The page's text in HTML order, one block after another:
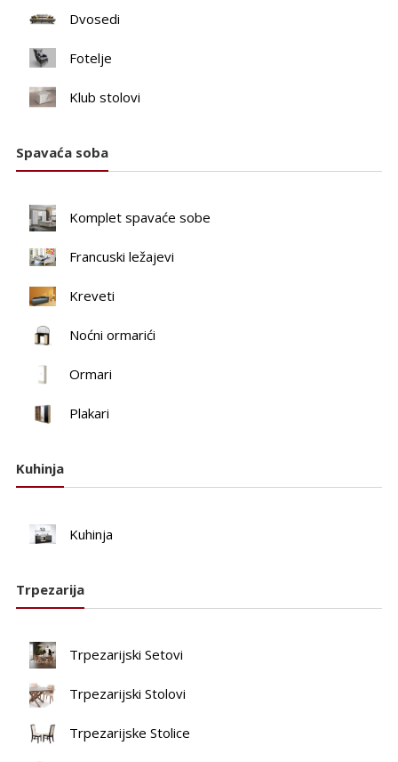
Dvosedi
Fotelje
Klub stolovi
Spavaća soba
Komplet spavaće sobe
Francuski ležajevi
Kreveti
Noćni ormarići
Ormari
Plakari
Kuhinja
Kuhinja
Trpezarija
Trpezarijski Setovi
Trpezarijski Stolovi
Trpezarijske Stolice